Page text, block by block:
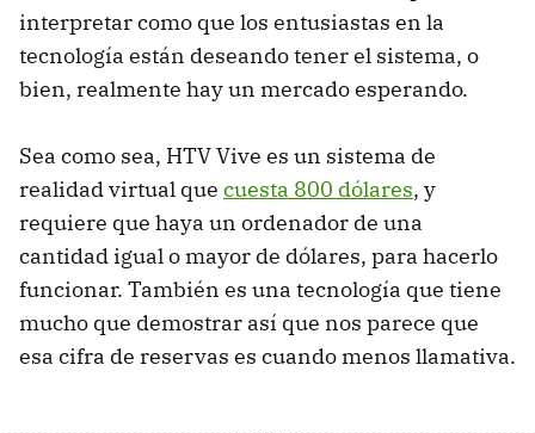
interpretar como que los entusiastas en la
tecnología están deseando tener el sistema, o
bien, realmente hay un mercado esperando.
Sea como sea, HTV Vive es un sistema de
realidad virtual que cuesta 800 dólares, y
requiere que haya un ordenador de una
cantidad igual o mayor de dólares, para hacerlo
funcionar. También es una tecnología que tiene
mucho que demostrar así que nos parece que
esa cifra de reservas es cuando menos llamativa.